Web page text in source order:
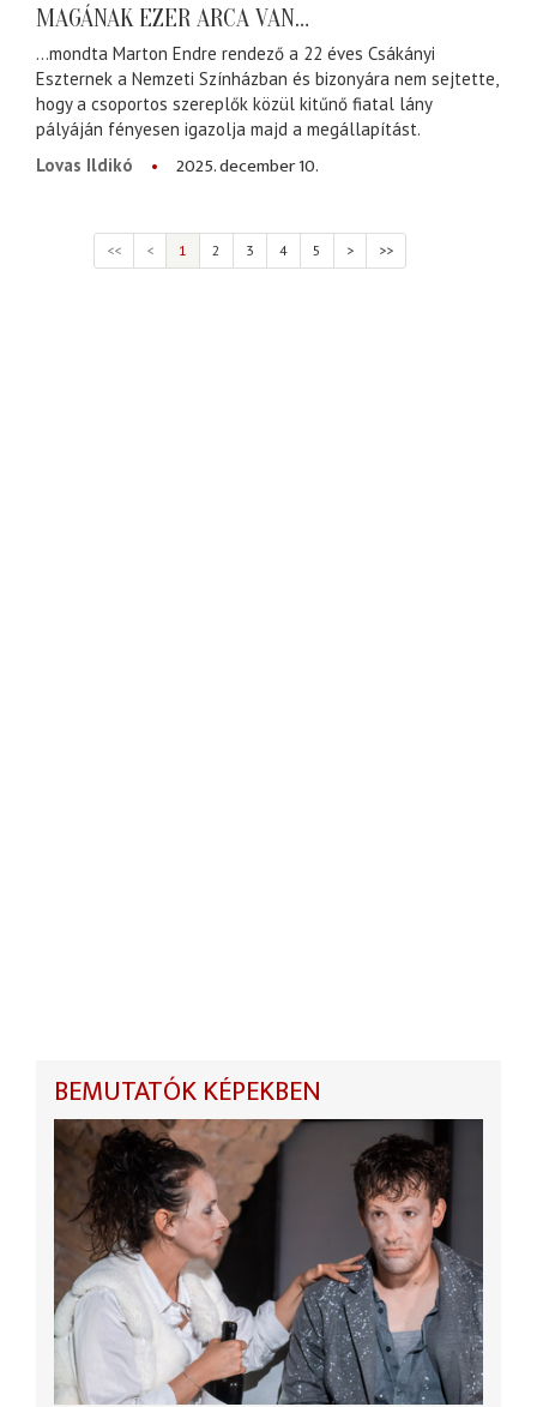
MAGÁNAK EZER ARCA VAN…
…mondta Marton Endre rendező a 22 éves Csákányi
Eszternek a Nemzeti Színházban és bizonyára nem sejtette,
hogy a csoportos szereplők közül kitűnő fiatal lány
pályáján fényesen igazolja majd a megállapítást.
Lovas Ildikó
2025. december 10.
<< < 1 2 3 4 5 > >>
BEMUTATÓK KÉPEKBEN